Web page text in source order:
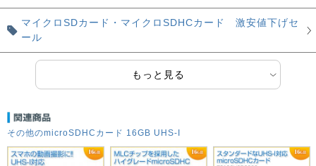
マイクロSDカード・マイクロSDHCカード 激安値下げセ
ール
もっと見る
その他のmicroSDHCカード 16GB UHS-I